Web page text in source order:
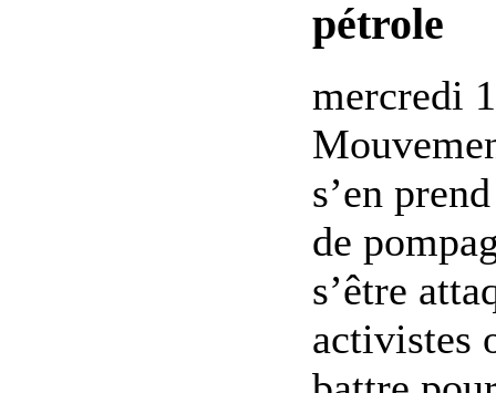
pétrole
mercredi
s’en
de
s’être
activistes